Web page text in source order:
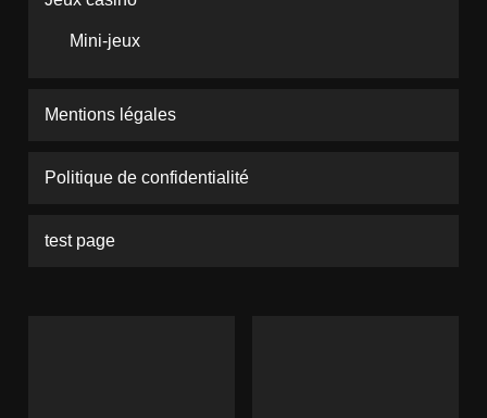
Mini-jeux
Mentions légales
Politique de confidentialité
test page